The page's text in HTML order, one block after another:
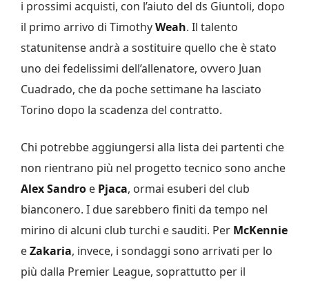
i prossimi acquisti, con l’aiuto del ds Giuntoli, dopo
il primo arrivo di TimothyWeah. Il talento
statunitense andrà a sostituire quello che è stato
uno dei fedelissimi dell’allenatore, ovvero Juan
Cuadrado, che da poche settimane ha lasciato
Torino dopo la scadenza del contratto.
Chi potrebbe aggiungersi alla lista dei partenti che
non rientrano più nel progetto tecnico sono anche
Alex Sandro e Pjaca, ormai esuberi del club
bianconero. I due sarebbero finiti da tempo nel
mirino di alcuni club turchi e sauditi. Per McKennie
eZakaria, invece, i sondaggi sono arrivati per lo
più dalla Premier League, soprattutto per il